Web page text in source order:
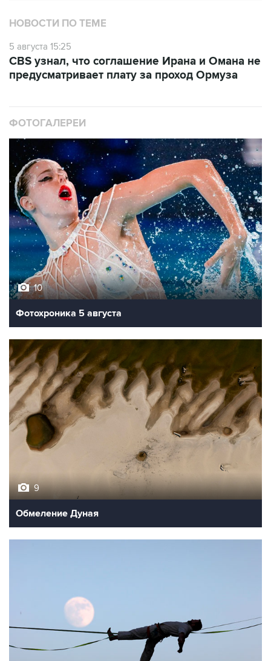
НОВОСТИ ПО ТЕМЕ
5 августа 15:25
CBS узнал, что соглашение Ирана и Омана не
предусматривает плату за проход Ормуза
ФОТОГАЛЕРЕИ
10
Фотохроника 5 августа
9
Обмеление Дуная